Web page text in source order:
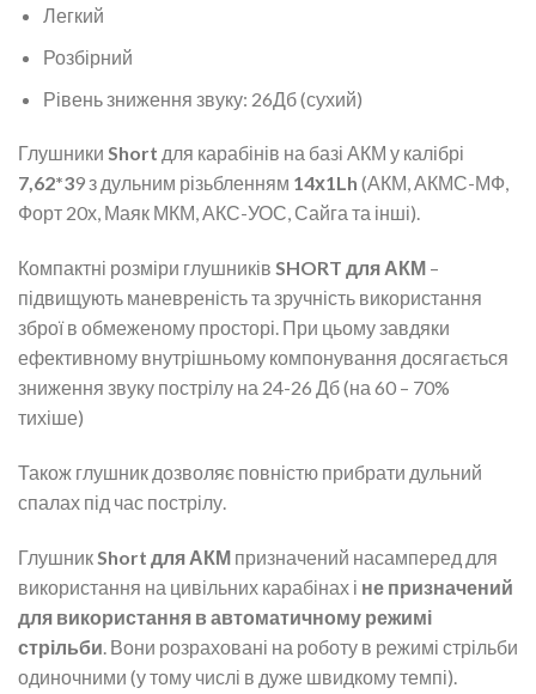
Легкий
Розбірний
Рівень зниження звуку: 26Дб (сухий)
Глушники Short для карабінів на базі АКМ у калібрі
7,62*39 з дульним різьбленням 14х1Lh (АКМ, АКМС-МФ,
Форт 20х, Маяк МКМ, АКС-УОС, Сайга та інші).
Компактні розміри глушників SHORT для АКМ –
підвищують маневреність та зручність використання
зброї в обмеженому просторі. При цьому завдяки
ефективному внутрішньому компонування досягається
зниження звуку пострілу на 24-26 Дб (на 60 – 70%
тихіше)
Також глушник дозволяє повністю прибрати дульний
спалах під час пострілу.
Глушник Short для АКМ призначений насамперед для
використання на цивільних карабінах і не призначений
для використання в автоматичному режимі
стрільби . Вони розраховані на роботу в режимі стрільби
одиночними (у тому числі в дуже швидкому темпі).